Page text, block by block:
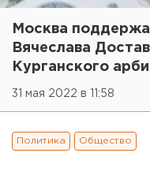
Москва
Вячеслава
Курганского
31 мая 2022 в 11:58
Политика Общество